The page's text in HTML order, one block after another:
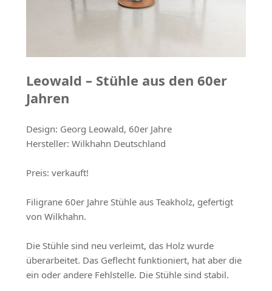
Leowald – Stühle aus den 60er
Jahren
Design: Georg Leowald, 60er Jahre
Hersteller: Wilkhahn Deutschland
Preis: verkauft!
Filigrane 60er Jahre Stühle aus Teakholz, gefertigt
von Wilkhahn.
Die Stühle sind neu verleimt, das Holz wurde
überarbeitet. Das Geflecht funktioniert, hat aber die
ein oder andere Fehlstelle. Die Stühle sind stabil.